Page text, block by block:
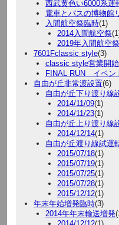
西武黄色い6000系運
電車とバスの博物館
入間航空祭臨時(1)
2014入間航空祭
2019年入間航空
7601Fclassic style(3)
classic style営業開始
FINAL RUN イベン
自由が丘非常渡設置(6)
自由が丘下り渡り線
2014/11/09(1)
2014/11/23(1)
自由が丘上り渡り線
2014/12/14(1)
自由が丘渡り線試運
2015/07/18(1)
2015/07/19(1)
2015/07/25(1)
2015/07/28(1)
2015/12/12(1)
年末年始増発臨時(3)
2014年年末輸送増発